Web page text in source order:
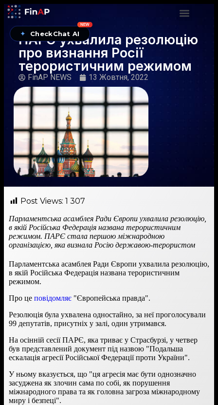
✦ CheckChat AI
NEW
ПАРЄ ухвалила резолюцію
про визнання Росії
терористичним режимом
FinAP NEWS 13 Жовтня, 2022
Post Views: 1 307
Парламентська асамблея Ради Європи ухвалила резолюцію,
в якій Російська Федерація названа терористичним
режимом. ПАРЄ стала першою міжнародною
організацією, яка визнала Росію державою-терористом
Парламентська асамблея Ради Європи ухвалила резолюцію,
в якій Російська Федерація названа терористичним
режимом.
Про це повідомляє "Європейська правда".
Резолюція була ухвалена одностайно, за неї проголосували
99 депутатів, присутніх у залі, один утримався.
На осінній сесії ПАРЄ, яка триває у Страсбурзі, у четвер
був представлений документ під назвою "Подальша
ескалація агресії Російської Федерації проти України".
У ньому вказується, що "ця агресія має бути однозначно
засуджена як злочин сама по собі, як порушення
міжнародного права та як головна загроза міжнародному
миру і безпеці".